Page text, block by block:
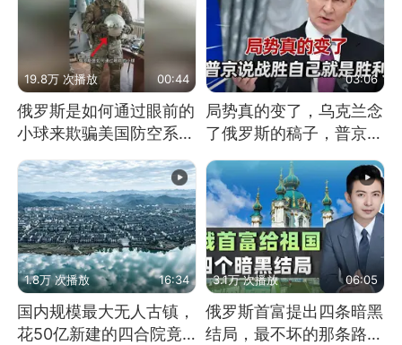
19.8万 次播放 00:44
俄罗斯是如何通过眼前的
小球来欺骗美国防空系统
的
03:06
局势真的变了，乌克兰念
了俄罗斯的稿子，普京说
战胜自己就是胜利
1.8万 次播放 16:34
国内规模最大无人古镇，
花50亿新建的四合院竟
3.1万 次播放 06:05
俄罗斯首富提出四条暗黑
结局，最不坏的那条路是